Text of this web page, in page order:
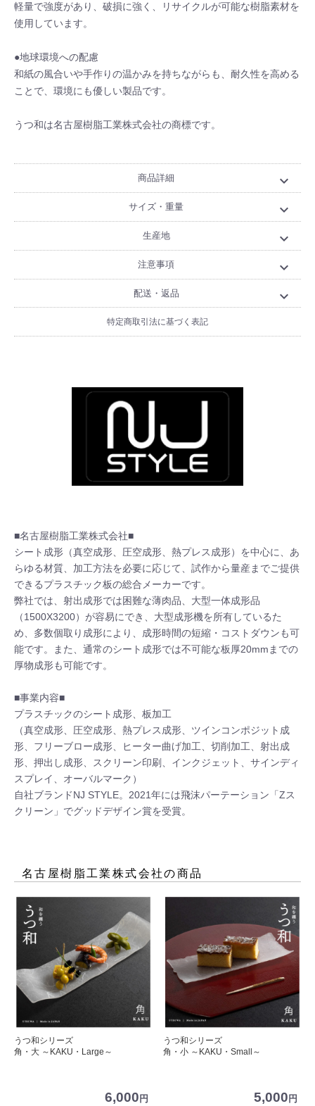
軽量で強度があり、破損に強く、リサイクルが可能な樹脂素材を
使用しています。
●地球環境への配慮
和紙の風合いや手作りの温かみを持ちながらも、耐久性を高める
ことで、環境にも優しい製品です。
うつ和は名古屋樹脂工業株式会社の商標です。
商品詳細 expand_more
サイズ・重量 expand_more
生産地 expand_more
注意事項 expand_more
配送・返品 expand_more
特定商取引法に基づく表記
■名古屋樹脂工業株式会社■
シート成形（真空成形、圧空成形、熱プレス成形）を中心に、あ
らゆる材質、加工方法を必要に応じて、試作から量産までご提供
できるプラスチック板の総合メーカーです。
弊社では、射出成形では困難な薄肉品、大型一体成形品
（1500X3200）が容易にでき、大型成形機を所有しているた
め、多数個取り成形により、成形時間の短縮・コストダウンも可
能です。また、通常のシート成形では不可能な板厚20mmまでの
厚物成形も可能です。
■事業内容■
プラスチックのシート成形、板加工
（真空成形、圧空成形、熱プレス成形、ツインコンポジット成
形、フリーブロー成形、ヒーター曲げ加工、切削加工、射出成
形、押出し成形、スクリーン印刷、インクジェット、サインディ
スプレイ、オーバルマーク）
自社ブランドNJ STYLE。2021年には飛沫パーテーション「Zス
クリーン」でグッドデザイン賞を受賞。
名古屋樹脂工業株式会社の商品
うつ和シリーズ
角・大 ～KAKU・Large～
6,000 円
うつ和シリーズ
角・小 ～KAKU・Small～
5,000 円